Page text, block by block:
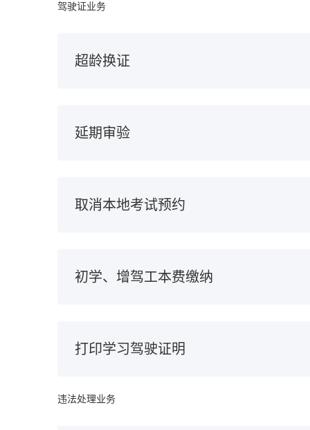
驾驶证业务
超龄换证
延期审验
取消本地考试预约
初学、增驾工本费缴纳
打印学习驾驶证明
违法处理业务